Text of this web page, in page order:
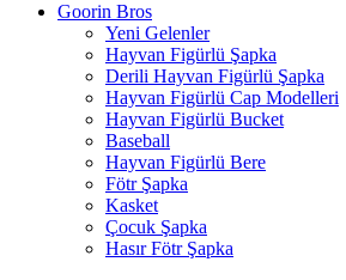
Goorin Bros
Yeni Gelenler
Hayvan Figürlü Şapka
Derili Hayvan Figürlü Şapka
Hayvan Figürlü Cap Modelleri
Hayvan Figürlü Bucket
Baseball
Hayvan Figürlü Bere
Fötr Şapka
Kasket
Çocuk Şapka
Hasır Fötr Şapka